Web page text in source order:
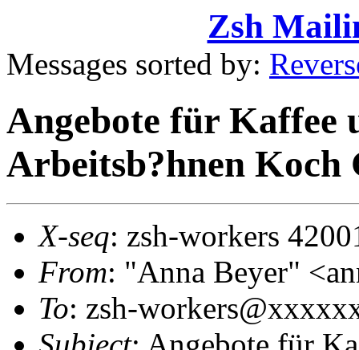
Zsh
Messages sorted by:
Angebote für Kaffee
Arbeitsb?hnen Koch
X-seq: zsh-workers
From: "Anna Beyer"
To: zsh-